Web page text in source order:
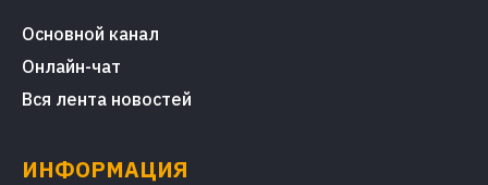
Основной канал
Онлайн-чат
Вся лента новостей
ИНФОРМАЦИЯ